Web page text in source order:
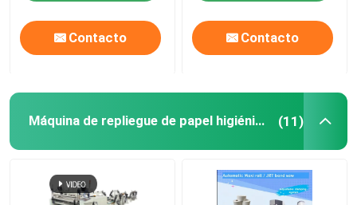
Contacto Contacto
Máquina de repliegue de papel higiénico de segunda mano (11)